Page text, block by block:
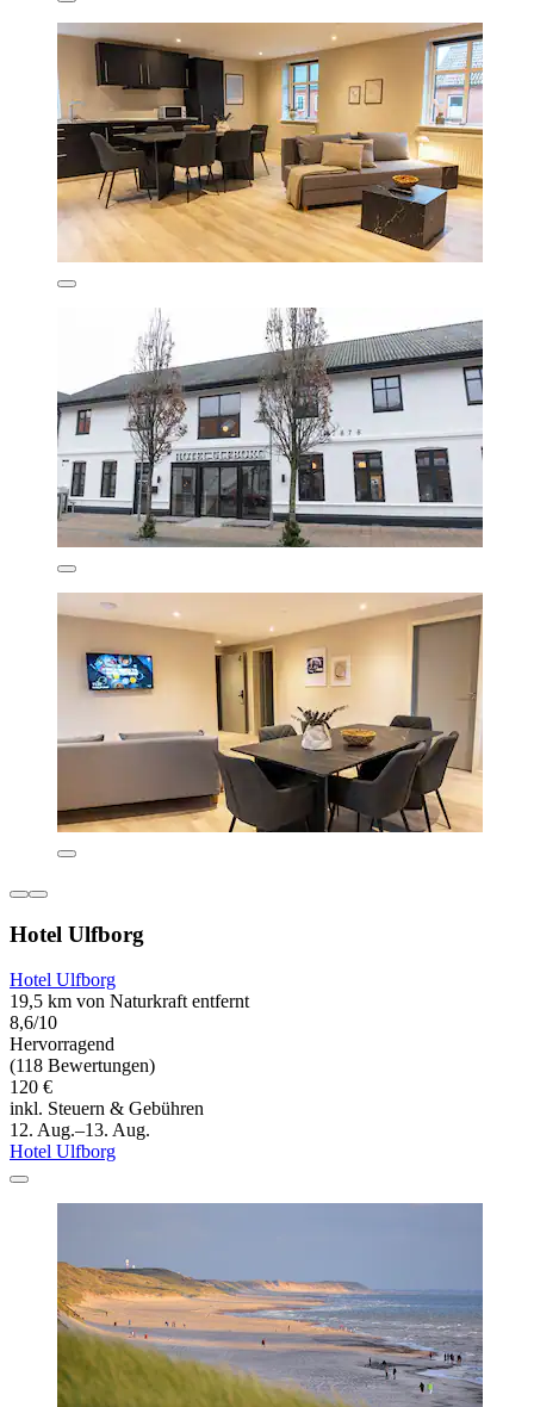
Hotel Ulfborg
Hotel Ulfborg
19,5 km von Naturkraft entfernt
8,6/10
Hervorragend
(118 Bewertungen)
120 €
inkl. Steuern & Gebühren
12. Aug.–13. Aug.
Hotel Ulfborg